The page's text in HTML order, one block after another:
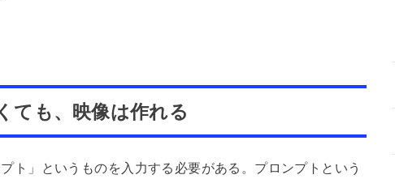
ても、映像は作れる
ト」というものを入力する必要がある。プロンプトという